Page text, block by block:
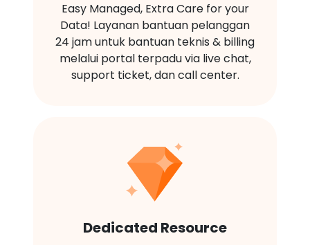
Easy Managed, Extra Care for your
Data! Layanan bantuan pelanggan
24 jam untuk bantuan teknis & billing
melalui portal terpadu via live chat,
support ticket, dan call center.
Dedicated Resource